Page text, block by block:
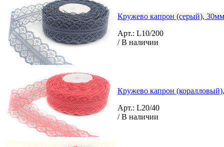
Кружево капрон (серый),
Арт.: L10/200
/ В наличии
Кружево капрон
Арт.: L20/40
/ В наличии